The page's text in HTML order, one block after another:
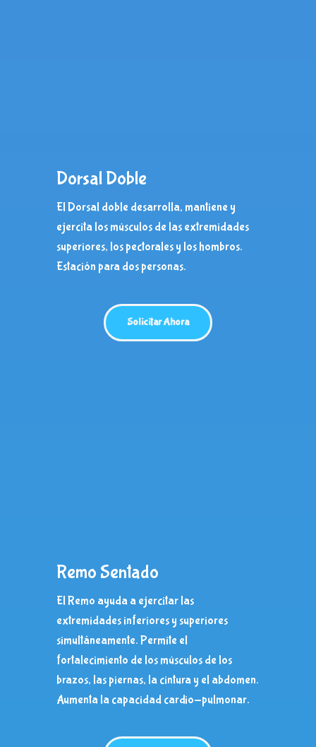
Dorsal Doble
El Dorsal doble desarrolla, mantiene y
ejercita los músculos de las extremidades
superiores, los pectorales y los hombros.
Estación para dos personas.
Solicitar Ahora
Remo Sentado
El Remo ayuda a ejercitar las
extremidades inferiores y superiores
simultáneamente. Permite el
fortalecimiento de los músculos de los
brazos, las piernas, la cintura y el abdomen.
Aumenta la capacidad cardio-pulmonar.